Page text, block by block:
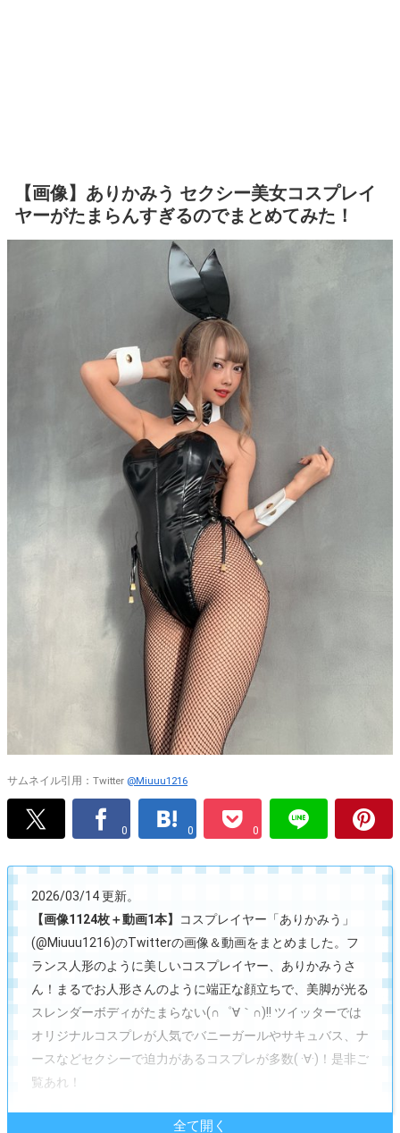
【画像】ありかみう セクシー美女コスプレイ
ヤーがたまらんすぎるのでまとめてみた！
サムネイル引用：Twitter @Miuuu1216
0 0 0
2026/03/14 更新。
【画像1124枚＋動画1本】
コスプレイヤー「ありかみう」
(@Miuuu1216)のTwitterの画像＆動画をまとめました。フ
ランス人形のように美しいコスプレイヤー、ありかみうさ
ん！まるでお人形さんのように端正な顔立ちで、美脚が光る
スレンダーボディがたまらない(∩゜∀｀∩)!! ツイッターでは
オリジナルコスプレが人気でバニーガールやサキュバス、ナ
ースなどセクシーで迫力があるコスプレが多数( ·∀·)！是非ご
覧あれ！
全て開く